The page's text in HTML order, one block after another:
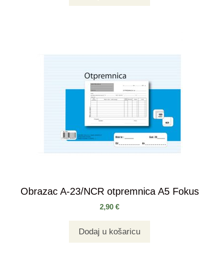
Obrazac A-23/NCR otpremnica A5 Fokus
2,90 €
Dodaj u košaricu